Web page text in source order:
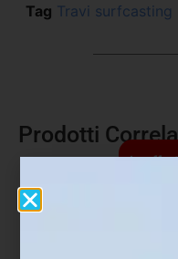
Tag Travi surfcasting
Prodotti
In